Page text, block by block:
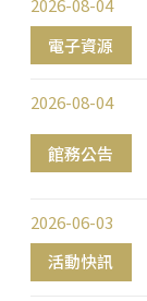
電子資源
2026-08-04
館務公告
2026-08-04
活動快訊
2026-06-03